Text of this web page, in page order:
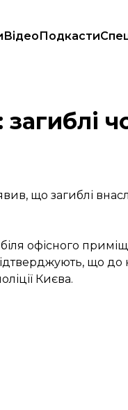
ВідеоПодкасти
що загиблі
офісного
що до
Києва.